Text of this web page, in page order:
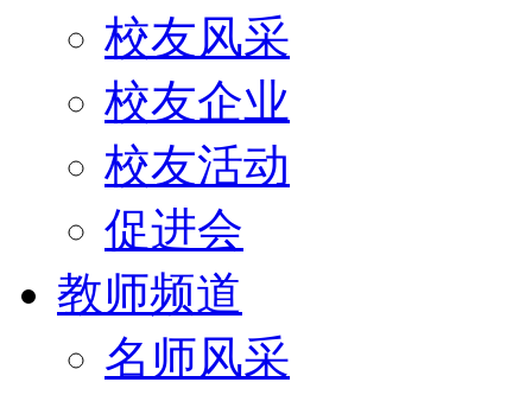
校友风采
校友企业
校友活动
促进会
教师频道
名师风采